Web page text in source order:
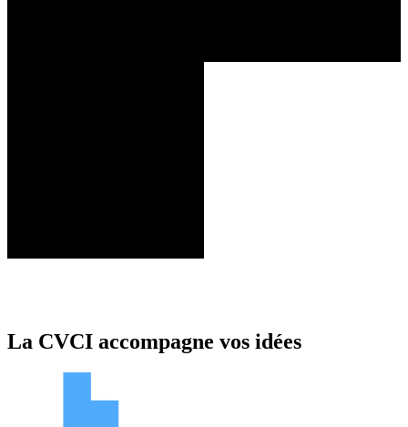
La CVCI accompagne vos idées